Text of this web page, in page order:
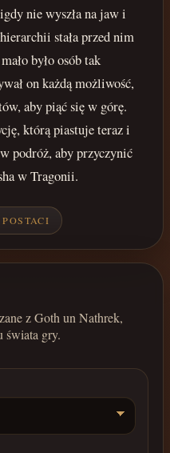
nie wyszła na jaw i
stała przed nim
było osób tak
on każdą możliwość,
aby piąć się w górę.
którą piastuje teraz i
podróż, aby przyczynić
w Tragonii.
z Goth un Nathrek,
świata gry.